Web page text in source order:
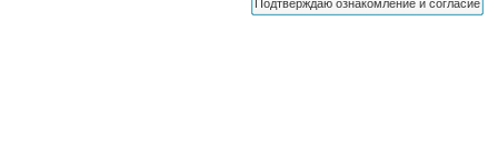
Подтверждаю ознакомление и согласие